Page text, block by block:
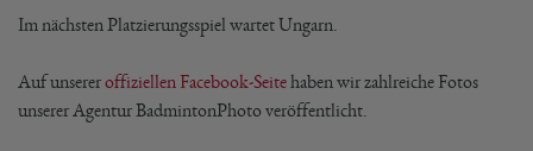
Im nächsten Platzierungsspiel wartet Ungarn.
Auf unsereroffiziellen Facebook-Seite haben wir zahlreiche Fotos
unserer Agentur BadmintonPhoto veröffentlicht.